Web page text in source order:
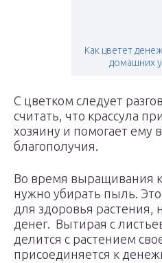
Как цветет
домашних
С цветком следует
считать, что крассула
хозяину и помогает ему
благополучия.
Во время выращивания
нужно убирать пыль.
для здоровья растения,
денег. Вытирая с
делится с растением
присоединяется к